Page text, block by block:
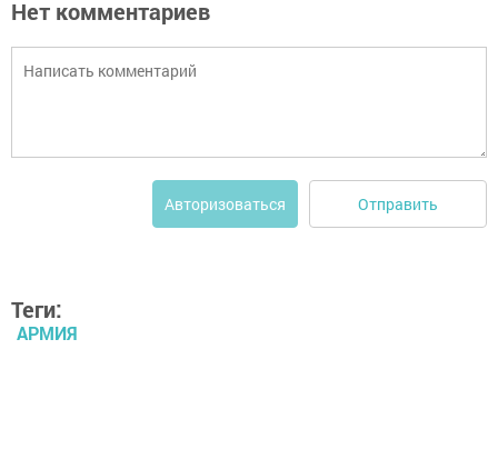
Нет комментариев
Авторизоваться Отправить
Теги:
АРМИЯ